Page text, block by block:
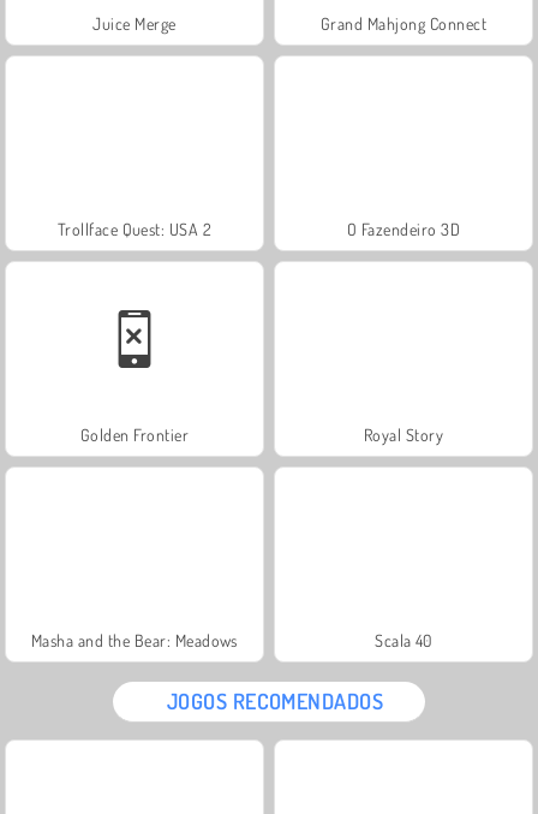
Juice Merge Grand Mahjong Connect
Trollface Quest: USA 2 O Fazendeiro 3D
Golden Frontier Royal Story
Masha and the Bear: Meadows Scala 40
JOGOS RECOMENDADOS